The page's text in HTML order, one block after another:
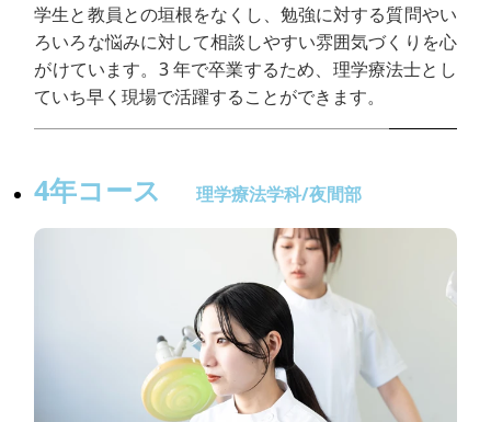
学生と教員との垣根をなくし、勉強に対する質問やい
ろいろな悩みに対して相談しやすい雰囲気づくりを心
がけています。3 年で卒業するため、理学療法士とし
ていち早く現場で活躍することができます。
4年コース 理学療法学科/夜間部